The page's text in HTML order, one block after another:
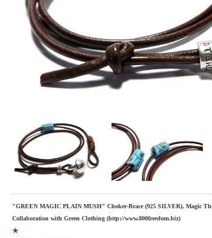
"GREEN MAGIC PLAIN MUSH" Choker-Brace (925 SILVER), Magic
Collaboration with Green Clothing (http://www.800freedom.biz)
★